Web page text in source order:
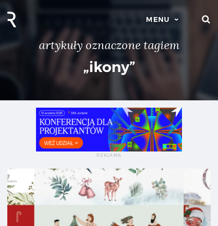
MENU
artykuły oznaczone tagiem
„ikony”